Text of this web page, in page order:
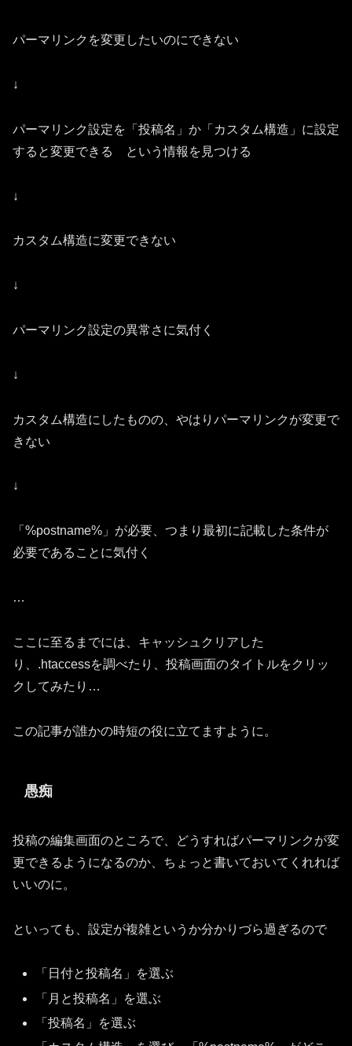
パーマリンクを変更したいのにできない
↓
パーマリンク設定を「投稿名」か「カスタム構造」に設定
すると変更できる という情報を見つける
↓
カスタム構造に変更できない
↓
パーマリンク設定の異常さに気付く
↓
カスタム構造にしたものの、やはりパーマリンクが変更で
きない
↓
「%postname%」が必要、つまり最初に記載した条件が
必要であることに気付く
…
ここに至るまでには、キャッシュクリアした
り、.htaccessを調べたり、投稿画面のタイトルをクリッ
クしてみたり…
この記事が誰かの時短の役に立てますように。
愚痴
投稿の編集画面のところで、どうすればパーマリンクが変
更できるようになるのか、ちょっと書いておいてくれれば
いいのに。
といっても、設定が複雑というか分かりづら過ぎるので
「日付と投稿名」を選ぶ
「月と投稿名」を選ぶ
「投稿名」を選ぶ